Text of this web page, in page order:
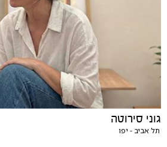
גוני סירוטה
תל אביב - יפו